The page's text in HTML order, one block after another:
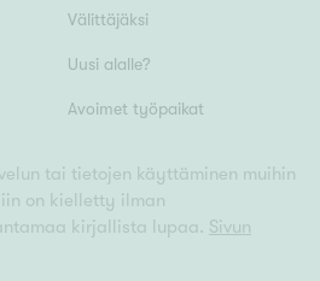
Välittäjäksi
Uusi alalle?
Avoimet työpaikat
tai tietojen käyttäminen muihin
on kielletty ilman
kirjallista lupaa. Sivun